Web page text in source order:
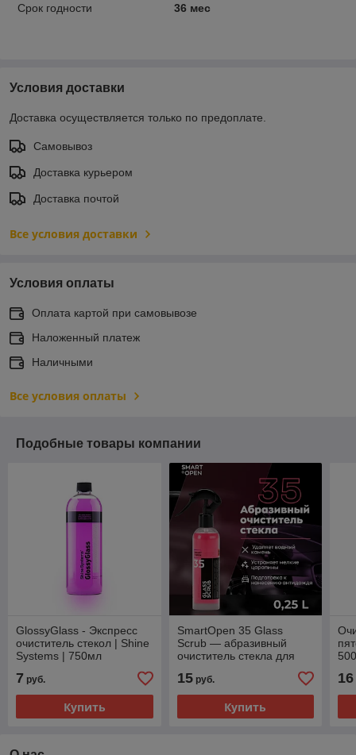
Срок годности 36 мес
Условия доставки
Доставка осуществляется только по предоплате.
Самовывоз
Доставка курьером
Доставка почтой
Все условия доставки
Условия оплаты
Оплата картой при самовывозе
Наложенный платеж
Наличными
Все условия оплаты
Подобные товары компании
GlossyGlass - Экспресс
очиститель стекол | Shine
Systems | 750мл
7 руб.
Купить
SmartOpen 35 Glass
Scrub — абразивный
очиститель стекла для
загрязнений
15руб.
Купить
16